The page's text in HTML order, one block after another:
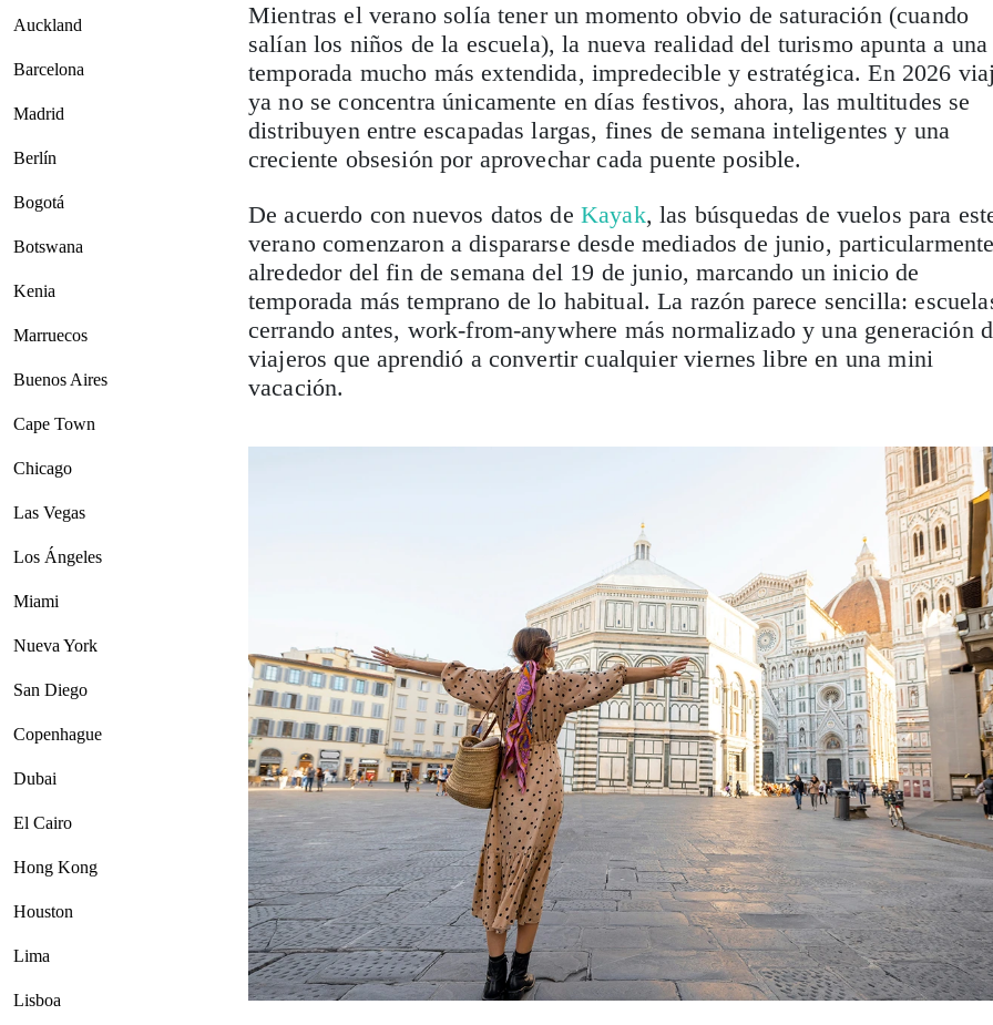
Auckland
Barcelona
Madrid
Berlín
Bogotá
Botswana
Kenia
Marruecos
Buenos Aires
Cape Town
Chicago
Las Vegas
Los Ángeles
Miami
Nueva York
San Diego
Copenhague
Dubai
El Cairo
Hong Kong
Houston
Lima
Lisboa
Mientras el verano solía tener un momento obvio de saturación (cuando
salían los niños de la escuela), la nueva realidad del turismo apunta a una
temporada mucho más extendida, impredecible y estratégica. En 2026
ya no se concentra únicamente en días festivos, ahora, las multitudes se
distribuyen entre escapadas largas, fines de semana inteligentes y una
creciente obsesión por aprovechar cada puente posible.
De acuerdo con nuevos datos de Kayak, las búsquedas de vuelos para
verano comenzaron a dispararse desde mediados de junio,
alrededor del fin de semana del 19 de junio, marcando un inicio de
temporada más temprano de lo habitual. La razón parece sencilla:
cerrando antes, work-from-anywhere más normalizado y una generación
viajeros que aprendió a convertir cualquier viernes libre en una mini
vacación.